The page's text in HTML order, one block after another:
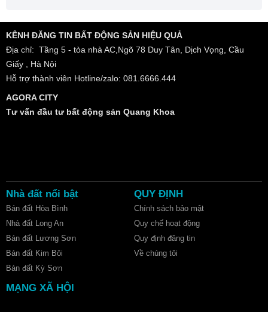
KÊNH ĐĂNG TIN BẤT ĐỘNG SẢN HIỆU QUẢ
Địa chỉ: Tầng 5 - tòa nhà AC,Ngõ 78 Duy Tân, Dịch Vọng, Cầu
Giấy , Hà Nội
Hỗ trợ thành viên Hotline/zalo: 081.6666.444
AGORA CITY
Tư vấn đầu tư bất động sản Quang Khoa
Nhà đất nổi bật
Bán đất Hòa Bình
Nhà đất Long An
Bán đất Lương Sơn
Bán đất Kim Bôi
Bán đất Kỳ Sơn
QUY ĐỊNH
Chính sách bảo mật
Quy chế hoạt động
Quy định đăng tin
Về chúng tôi
MẠNG XÃ HỘI